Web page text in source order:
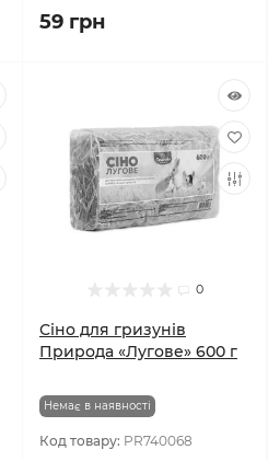
59 грн
0
Сіно для гризунів
Природа «Лугове» 600 г
Немає в наявності
Код товару: PR740068